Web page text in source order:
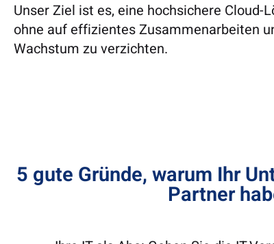
Unser Ziel ist es, eine hochsichere Cloud-
ohne auf effizientes Zusammenarbeiten
Wachstum zu verzichten.
5 gute Gründe, warum Ihr
Partner